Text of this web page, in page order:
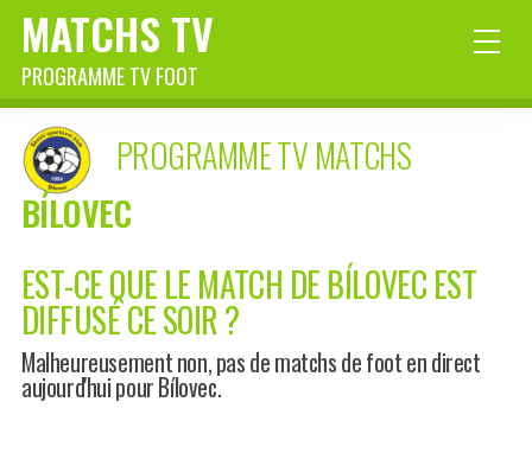
MATCHS TV
PROGRAMME TV FOOT
PROGRAMME TV MATCHS
BÍLOVEC
EST-CE QUE LE MATCH DE BÍLOVEC EST
DIFFUSÉ CE SOIR ?
Malheureusement non, pas de matchs de foot en direct
aujourd'hui pour Bílovec.